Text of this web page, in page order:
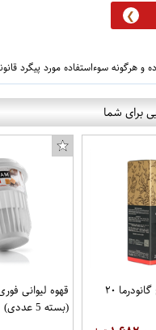
و هرگونه سوءاستفاده مورد پیگرد
برای شما
کافه لاته با قارچ گانودرما ۲۰
(بسته 5 عددی)